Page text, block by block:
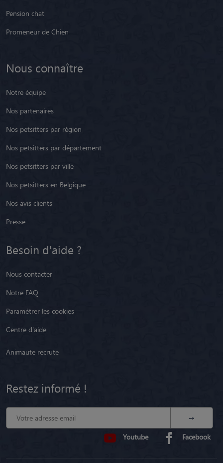
Pension chat
Promeneur de Chien
Nous connaître
Notre équipe
Nos partenaires
Nos petsitters par région
Nos petsitters par département
Nos petsitters par ville
Nos petsitters en Belgique
Nos avis clients
Presse
Besoin d'aide ?
Nous contacter
Notre FAQ
Paramétrer les cookies
Centre d'aide
Animaute recrute
Restez informé !
Youtube Facebook